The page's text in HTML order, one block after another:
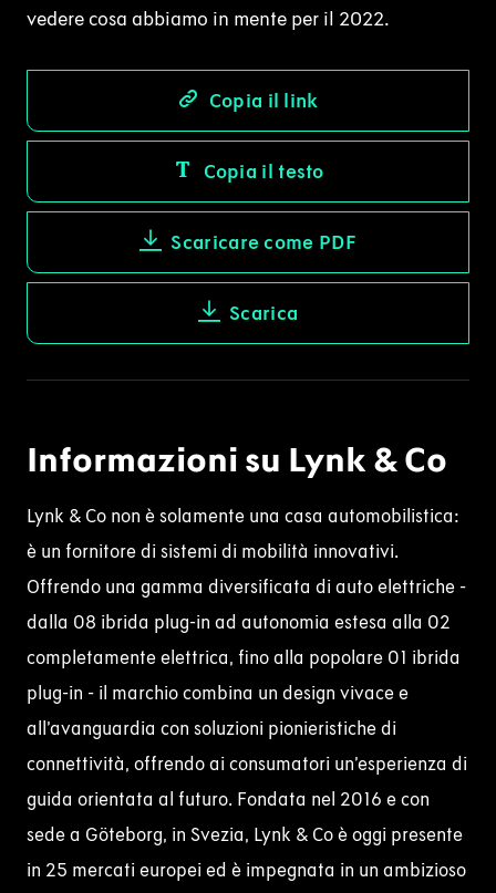
vedere cosa abbiamo in mente per il 2022.
Copia il link
Copia il testo
Scaricare come PDF
Scarica
Informazioni su Lynk & Co
Lynk & Co non è solamente una casa automobilistica:
è un fornitore di sistemi di mobilità innovativi.
Offrendo una gamma diversificata di auto elettriche -
dalla 08 ibrida plug-in ad autonomia estesa alla 02
completamente elettrica, fino alla popolare 01 ibrida
plug-in - il marchio combina un design vivace e
all’avanguardia con soluzioni pionieristiche di
connettività, offrendo ai consumatori un’esperienza di
guida orientata al futuro. Fondata nel 2016 e con
sede a Göteborg, in Svezia, Lynk & Co è oggi presente
in 25 mercati europei ed è impegnata in un ambizioso